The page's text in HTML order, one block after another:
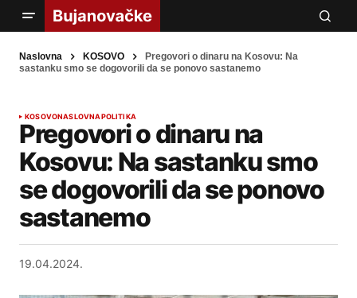
Naslovna KOSOVO
Pregovori o dinaru na Kosovu: Na
sastanku smo se dogovorili da se ponovo sastanemo
KOSOVONASLOVNAPOLITIKA
Pregovori o dinaru na
Kosovu: Na sastanku smo
se dogovorili da se ponovo
sastanemo
19.04.2024.